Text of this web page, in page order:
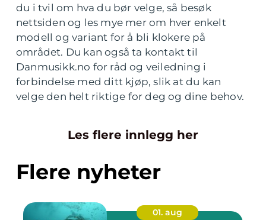
du i tvil om hva du bør velge, så besøk
nettsiden og les mye mer om hver enkelt
modell og variant for å bli klokere på
området. Du kan også ta kontakt til
Danmusikk.no for råd og veiledning i
forbindelse med ditt kjøp, slik at du kan
velge den helt riktige for deg og dine behov.
Les flere innlegg her
Flere nyheter
01. aug